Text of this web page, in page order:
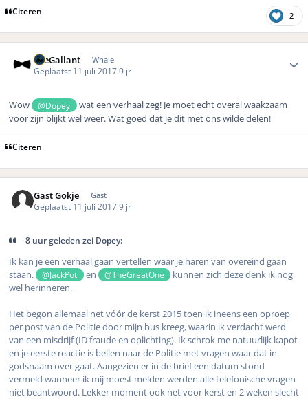
Citeren 2
TheGallant Whale
Geplaatst 11 juli 20179 jr
Wow @Dopey
wat een verhaal zeg! Je moet echt overal waakzaam
voor zijn blijkt wel weer. Wat goed dat je dit met ons wilde delen!
Citeren
Gast Gokje Gast
Geplaatst 11 juli 20179 jr
8 uur geleden zei Dopey:
Ik kan je een verhaal gaan vertellen waar je haren van overeind gaan
staan.
@JackPot en @TheGreatOne
kunnen zich deze denk ik nog
wel herinneren.
Het begon allemaal net vóór de kerst 2015 toen ik ineens een oproep
per post van de Politie door mijn bus kreeg, waarin ik verdacht werd
van een misdrijf (ID fraude en oplichting). Ik schrok me natuurlijk kapot
en je eerste reactie is bellen naar de Politie met vragen waar dat in
godsnaam over gaat. Aangezien er in de brief een datum stond
vermeld wanneer ik mij moest melden werden alle telefonische vragen
niet beantwoord. Lekker moment ook net voor kerst en 2 weken slecht